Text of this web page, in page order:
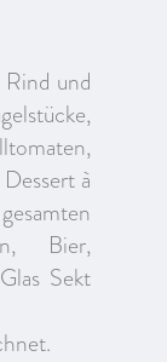
und
à
Bier,
Sekt